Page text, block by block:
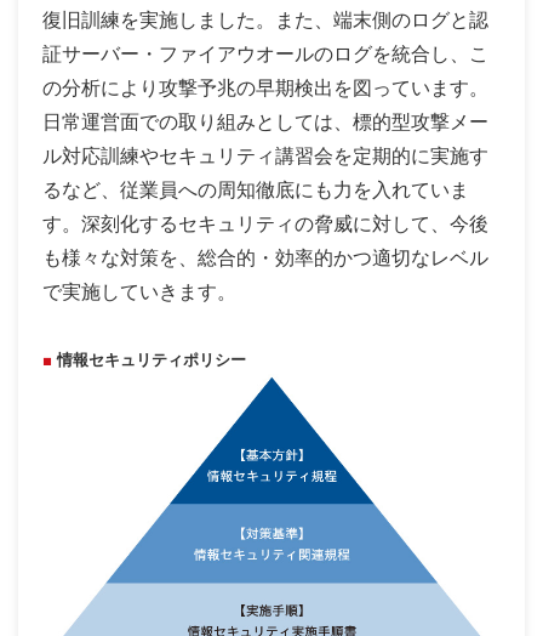
復旧訓練を実施しました。また、端末側のログと認
証サーバー・ファイアウオールのログを統合し、こ
の分析により攻撃予兆の早期検出を図っています。
日常運営面での取り組みとしては、標的型攻撃メー
ル対応訓練やセキュリティ講習会を定期的に実施す
るなど、従業員への周知徹底にも力を入れていま
す。深刻化するセキュリティの脅威に対して、今後
も様々な対策を、総合的・効率的かつ適切なレベル
で実施していきます。
情報セキュリティポリシー